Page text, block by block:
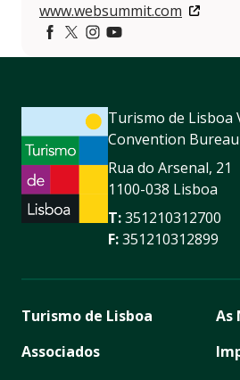
www.websummit.com
Facebook
https://twitter.com/
https://https://
Turismo de Lisboa
Convention Bureau
Rua do Arsenal, 21
1100-038 Lisboa
T:351210312700
F:351210312899
Turismo de Lisboa
Associados
As